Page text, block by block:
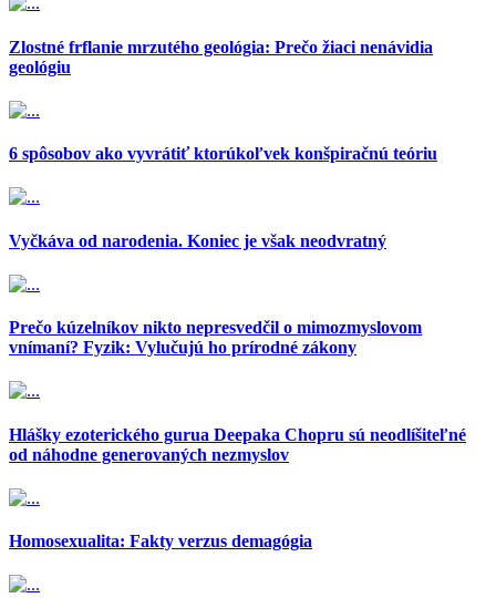
Zlostné frflanie mrzutého geológia: Prečo žiaci nenávidia
geológiu
6 spôsobov ako vyvrátiť ktorúkoľvek konšpiračnú teóriu
Vyčkáva od narodenia. Koniec je však neodvratný
Prečo kúzelníkov nikto nepresvedčil o mimozmyslovom
vnímaní? Fyzik: Vylučujú ho prírodné zákony
Hlášky ezoterického gurua Deepaka Chopru sú neodlíšiteľné
od náhodne generovaných nezmyslov
Homosexualita: Fakty verzus demagógia